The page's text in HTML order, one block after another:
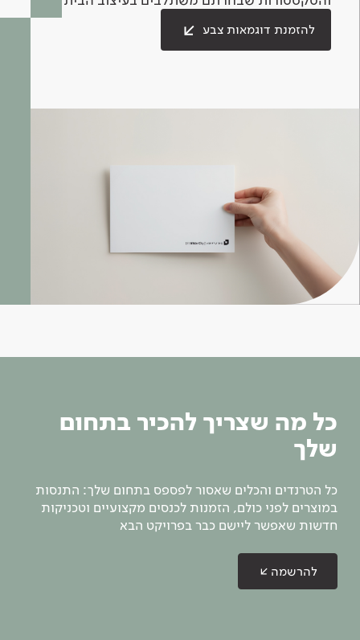
להזמנת דוגמאות צבע
כל מה שצריך להכיר בתחום
שלך
כל הטרנדים והכלים שאסור לפספס בתחום שלך: התנסות
במוצרים לפני כולם, הזמנות לכנסים מקצועיים וטכניקות
חדשות שאפשר ליישם כבר בפרויקט הבא
להרשמה